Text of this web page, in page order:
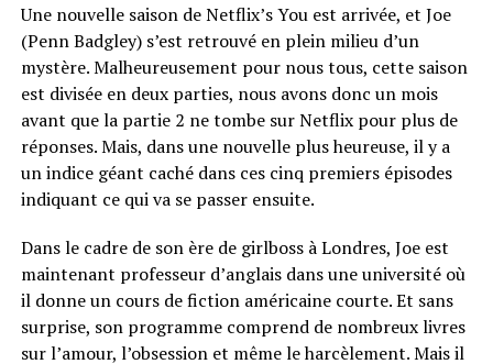
Une nouvelle saison de Netflix’s You est arrivée, et Joe
(Penn Badgley) s’est retrouvé en plein milieu d’un
mystère. Malheureusement pour nous tous, cette saison
est divisée en deux parties, nous avons donc un mois
avant que la partie 2 ne tombe sur Netflix pour plus de
réponses. Mais, dans une nouvelle plus heureuse, il y a
un indice géant caché dans ces cinq premiers épisodes
indiquant ce qui va se passer ensuite.
Dans le cadre de son ère de girlboss à Londres, Joe est
maintenant professeur d’anglais dans une université où
il donne un cours de fiction américaine courte. Et sans
surprise, son programme comprend de nombreux livres
sur l’amour, l’obsession et même le harcèlement. Mais il